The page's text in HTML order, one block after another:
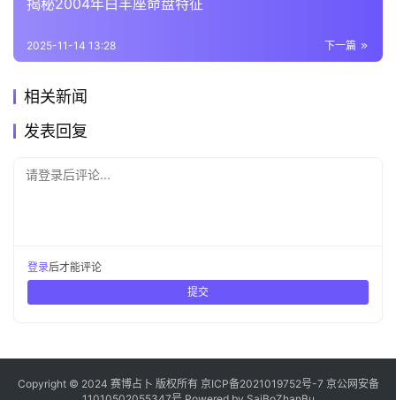
揭秘2004年白羊座命盘特征
下一篇
2025-11-14 13:28
相关新闻
发表回复
请登录后评论...
登录后才能评论
提交
Copyright © 2024 赛博占卜 版权所有 京ICP备2021019752号-7 京公网安备